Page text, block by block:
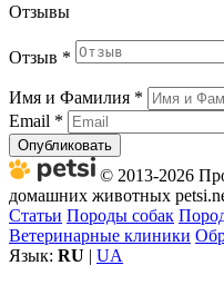
Отзывы
Отзыв *
Имя и Фамилия *
Email *
Опубликовать
© 2013-2026
домашних животных
Статьи Породы собак
Ветеринарные клиники
Язык: RU | UA